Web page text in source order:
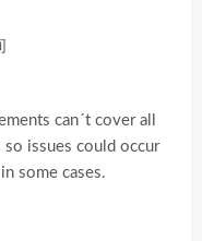
can´t cover all
issues could occur
some cases.